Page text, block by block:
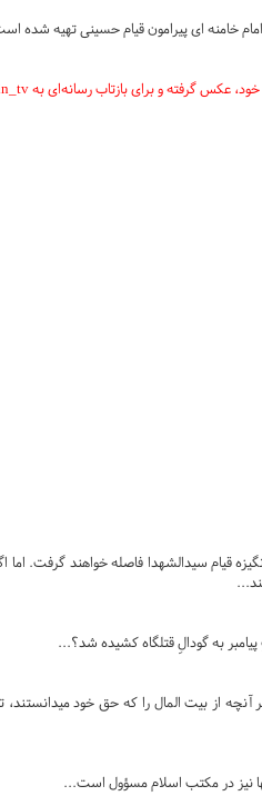
خامنه ای پیرامون قیام حسینی تهیه شده
سیدالشهدا فاصله خواهند گرفت. اما اگر
به گودالِ قتلگاه کشیده شد؟...
نيز در مكتب اسلام مسؤول است...